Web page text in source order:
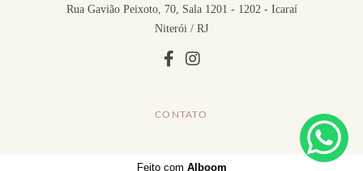
Rua Gavião Peixoto, 70, Sala 1201 - 1202 - Icaraí
Niterói / RJ
CONTATO
Feito com Alboom